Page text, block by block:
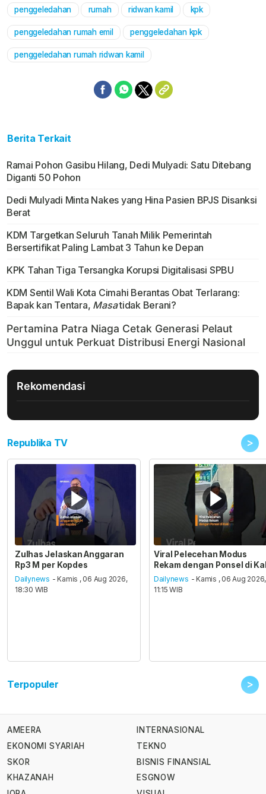
penggeledahan rumah ridwan kamil kpk
penggeledahan rumah emil penggeledahan kpk
penggeledahan rumah ridwan kamil
Berita Terkait
Ramai Pohon Gasibu Hilang, Dedi Mulyadi: Satu Ditebang
Diganti 50 Pohon
Dedi Mulyadi Minta Nakes yang Hina Pasien BPJS Disanksi
Berat
KDM Targetkan Seluruh Tanah Milik Pemerintah
Bersertifikat Paling Lambat 3 Tahun ke Depan
KPK Tahan Tiga Tersangka Korupsi Digitalisasi SPBU
KDM Sentil Wali Kota Cimahi Berantas Obat Terlarang:
Bapak kan Tentara, Masatidak Berani?
Rekomendasi
Republika TV >
Zulhas Jelaskan Anggaran
Rp3 M per Kopdes
Dailynews - Kamis , 06 Aug 2026,
18:30 WIB
Viral Pelecehan Modus
Rekam dengan Ponsel di
Dailynews - Kamis , 06 Aug 2026,
11:15 WIB
Terpopuler >
AMEERA
EKONOMI SYARIAH
SKOR
KHAZANAH
INTERNASIONAL
TEKNO
BISNIS FINANSIAL
ESGNOW